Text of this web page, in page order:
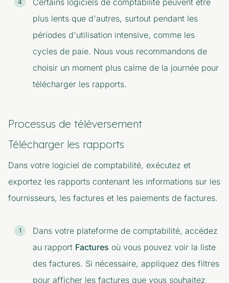
plus lents que d'autres, surtout pendant les
périodes d'utilisation intensive, comme les
cycles de paie. Nous vous recommandons de
choisir un moment plus calme de la journée pour
télécharger les rapports.
Processus de téléversement
Télécharger les rapports
Dans votre logiciel de comptabilité, exécutez et
exportez les rapports contenant les informations sur les
fournisseurs, les factures et les paiements de factures.
Dans votre plateforme de comptabilité, accédez
au rapport Factures où vous pouvez voir la liste
des factures. Si nécessaire, appliquez des filtres
pour afficher les factures que vous souhaitez